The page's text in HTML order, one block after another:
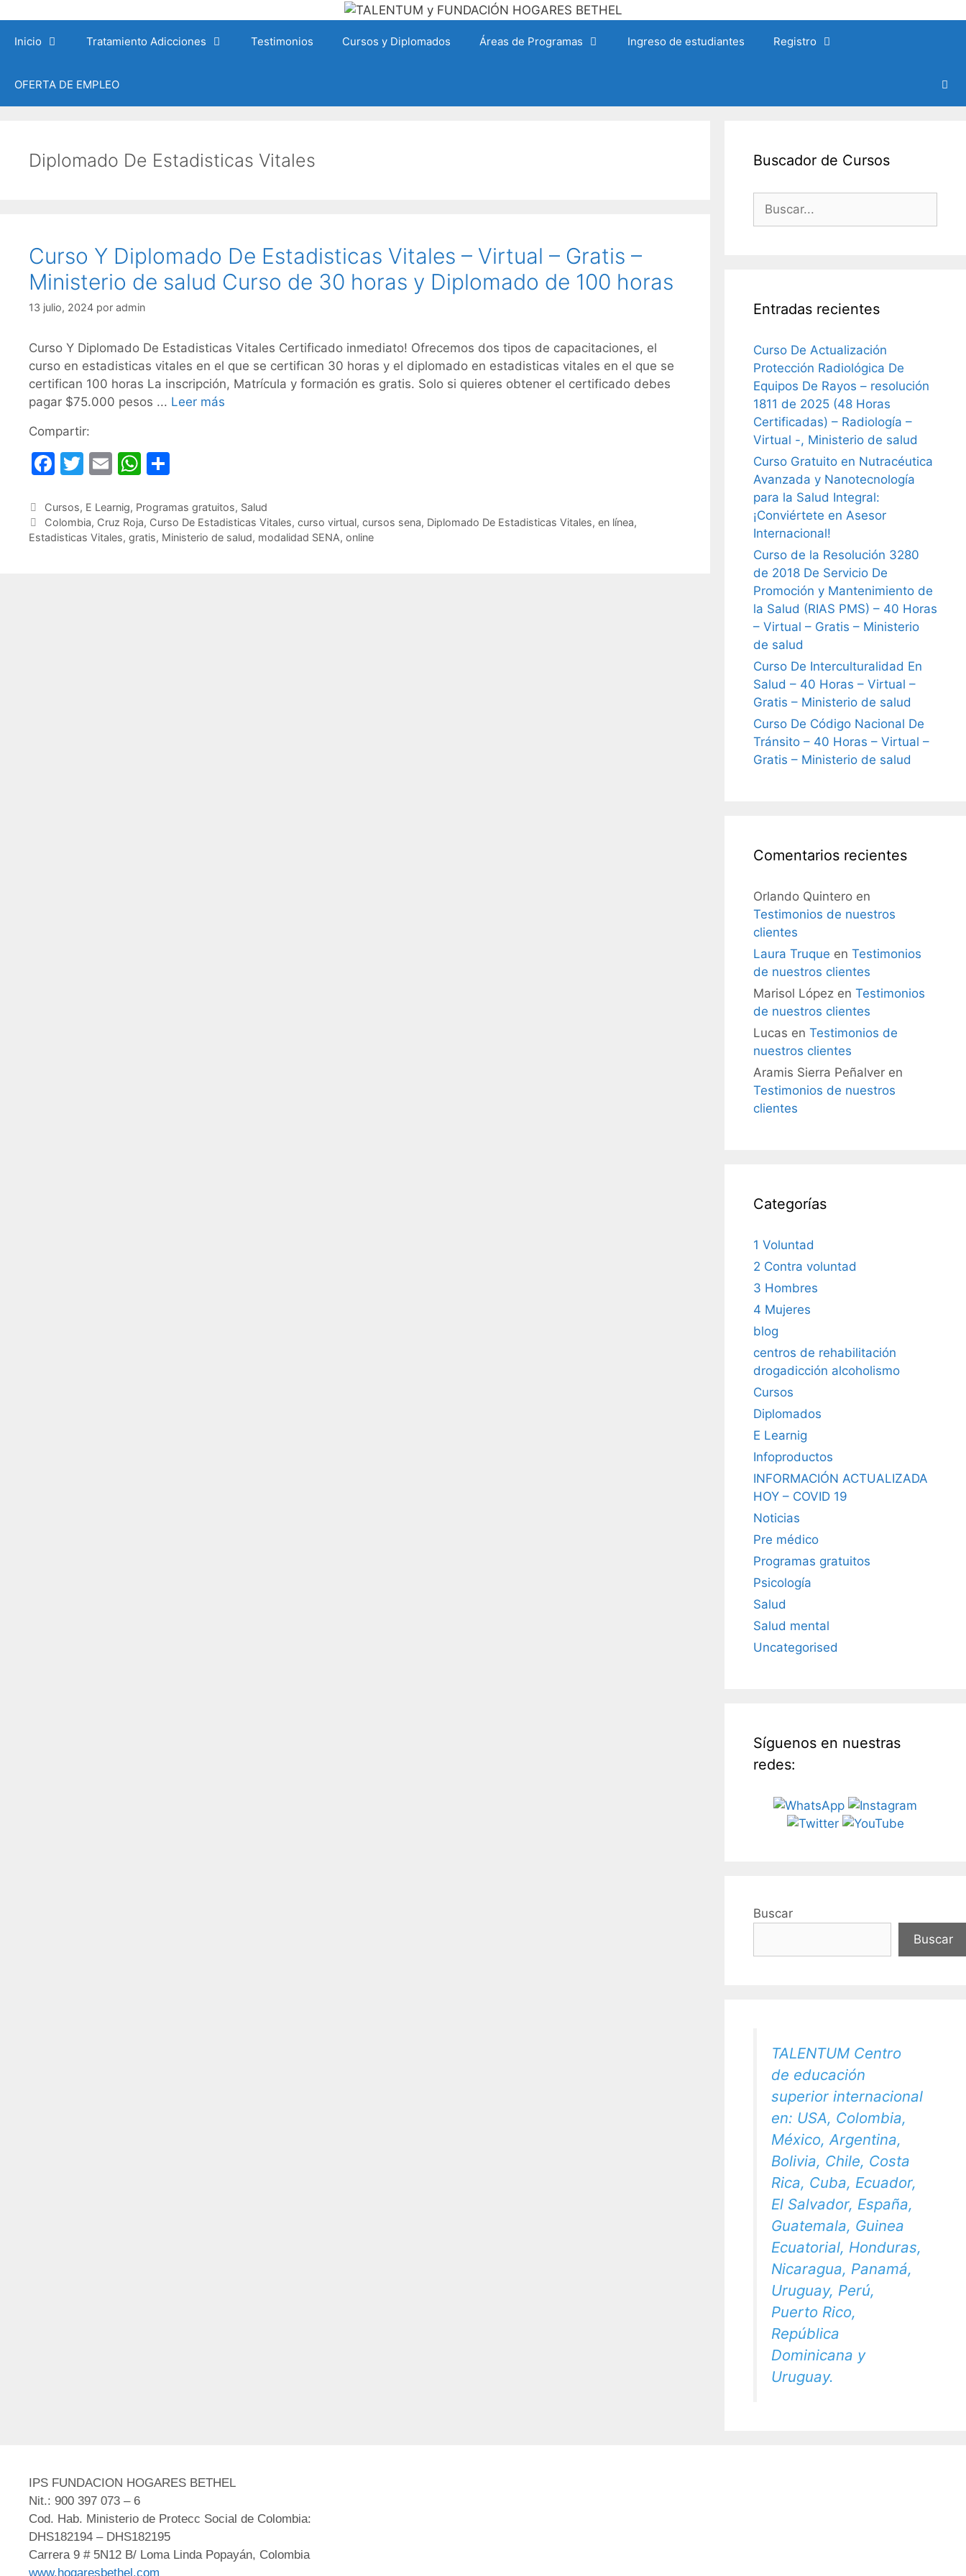
contenido
Inicio Tratamiento Adicciones Testimonios Cursos y Diplomados Áreas de Programas Ingreso de estudiantes Registro
OFERTA DE EMPLEO
Diplomado De Estadisticas Vitales
Curso Y Diplomado De Estadisticas Vitales – Virtual – Gratis –
Ministerio de salud Curso de 30 horas y Diplomado de 100 horas
13 julio, 2024 por admin
Curso Y Diplomado De Estadisticas Vitales Certificado inmediato! Ofrecemos dos tipos de capacitaciones, el
curso en estadisticas vitales en el que se certifican 30 horas y el diplomado en estadisticas vitales en el que se
certifican 100 horas La inscripción, Matrícula y formación es gratis. Solo si quieres obtener el certificado debes
pagar $75.000 pesos ... Leer más
Compartir:
F
c
e
T
itt
er
E
ai
l
W
at
s
m
p
Categorías
Cursos, E Learnig, Programas gratuitos, Salud
Etiquetas
Colombia, Cruz Roja, Curso De Estadisticas Vitales, curso virtual, cursos sena, Diplomado De Estadisticas Vitales, en línea,
Estadisticas Vitales, gratis, Ministerio de salud, modalidad SENA, online
Buscador de Cursos
Entradas recientes
Curso De Actualización
Protección Radiológica De
Equipos De Rayos – resolución
1811 de 2025 (48 Horas
Certificadas) – Radiología –
Virtual -, Ministerio de salud
Curso Gratuito en Nutracéutica
Avanzada y Nanotecnología
para la Salud Integral:
¡Conviértete en Asesor
Internacional!
Curso de la Resolución 3280
de 2018 De Servicio De
Promoción y Mantenimiento de
la Salud (RIAS PMS) – 40 Horas
– Virtual – Gratis – Ministerio
de salud
Curso De Interculturalidad En
Salud – 40 Horas – Virtual –
Gratis – Ministerio de salud
Curso De Código Nacional De
Tránsito – 40 Horas – Virtual –
Gratis – Ministerio de salud
Comentarios recientes
Orlando Quintero en
Testimonios de nuestros
clientes
Laura Truque en Testimonios
de nuestros clientes
Marisol López en Testimonios
de nuestros clientes
Lucas en Testimonios de
nuestros clientes
Aramis Sierra Peñalver en
Testimonios de nuestros
clientes
Categorías
1 Voluntad
2 Contra voluntad
3 Hombres
4 Mujeres
blog
centros de rehabilitación
drogadicción alcoholismo
Cursos
Diplomados
E Learnig
Infoproductos
INFORMACIÓN ACTUALIZADA
HOY – COVID 19
Noticias
Pre médico
Programas gratuitos
Psicología
Salud
Salud mental
Uncategorised
Síguenos en nuestras
redes:
Buscar
Buscar
TALENTUM Centro
de educación
superior internacional
en: USA, Colombia,
México, Argentina,
Bolivia, Chile, Costa
Rica, Cuba, Ecuador,
El Salvador, España,
Guatemala, Guinea
Ecuatorial, Honduras,
Nicaragua, Panamá,
Uruguay, Perú,
Puerto Rico,
República
Dominicana y
Uruguay.
IPS FUNDACION HOGARES BETHEL
Nit.: 900 397 073 – 6
Cod. Hab. Ministerio de Protecc Social de Colombia:
DHS182194 – DHS182195
Carrera 9 # 5N12 B/ Loma Linda Popayán, Colombia
www.hogaresbethel.com